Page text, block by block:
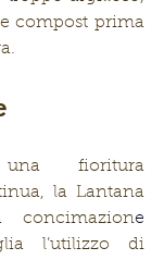
compost prima
fioritura
la Lantana
concimazione
l’utilizzo di